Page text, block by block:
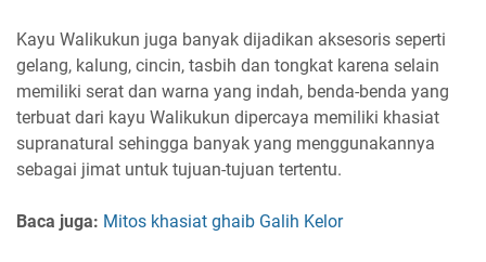
Kayu Walikukun juga banyak dijadikan aksesoris seperti
gelang, kalung, cincin, tasbih dan tongkat karena selain
memiliki serat dan warna yang indah, benda-benda yang
terbuat dari kayu Walikukun dipercaya memiliki khasiat
supranatural sehingga banyak yang menggunakannya
sebagai jimat untuk tujuan-tujuan tertentu.
Baca juga: Mitos khasiat ghaib Galih Kelor